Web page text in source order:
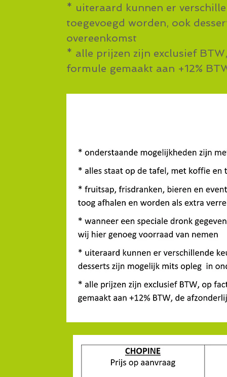
* uiteraard kunnen er
toegevoegd worden, ook
overeenkomst
* alle prijzen zijn exclusief
formule gemaakt aan +12%